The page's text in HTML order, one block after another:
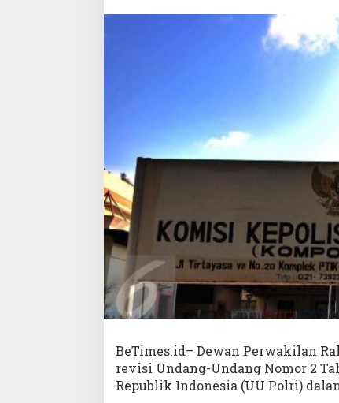
BeTimes.id– Dewan Perwakilan
revisi Undang-Undang Nomor 2
Republik Indonesia (UU Polri)